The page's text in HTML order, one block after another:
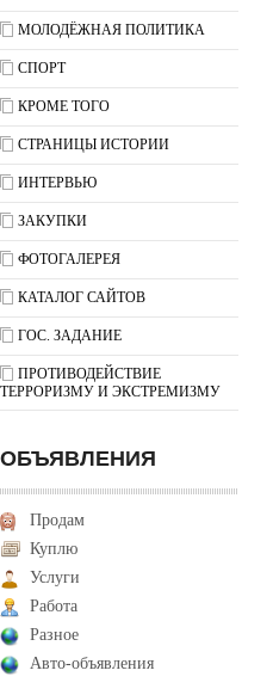
МОЛОДЁЖНАЯ ПОЛИТИКА
СПОРТ
КРОМЕ ТОГО
СТРАНИЦЫ ИСТОРИИ
ИНТЕРВЬЮ
ЗАКУПКИ
ФОТОГАЛЕРЕЯ
КАТАЛОГ САЙТОВ
ГОС. ЗАДАНИЕ
ПРОТИВОДЕЙСТВИЕ
ТЕРРОРИЗМУ И ЭКСТРЕМИЗМУ
ОБЪЯВЛЕНИЯ
Продам
Куплю
Услуги
Работа
Разное
Авто-объявления